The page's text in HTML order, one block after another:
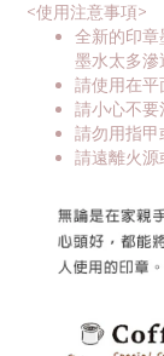
<使用注意事項>
全新的印
墨水太多滲
請使用在平
請小心不要
請勿用指甲
請遠離火源